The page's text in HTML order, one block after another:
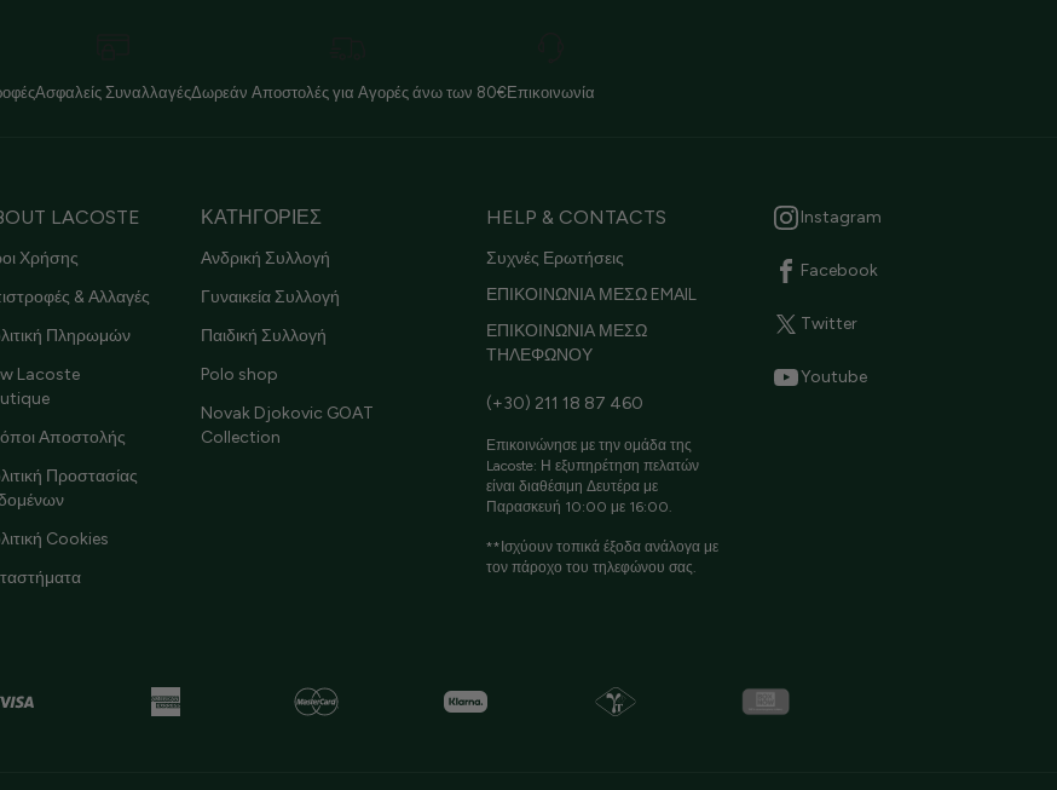
Ασφαλείς ΣυναλλαγέςΔωρεάν Αποστολές για Αγορές άνω των 80€Επικοινωνία
LACOSTE
Χρήσης
& Αλλαγές
Πληρωμών
Lacoste
Αποστολής
Προστασίας
Cookies
ΚΑΤΗΓΟΡΙΕΣ
Ανδρική Συλλογή
Γυναικεία Συλλογή
Παιδική Συλλογή
Polo shop
Novak Djokovic GOAT
Collection
HELP & CONTACTS
Συχνές Ερωτήσεις
ΕΠΙΚΟΙΝΩΝΙΑ ΜΕΣΩ EMAIL
ΕΠΙΚΟΙΝΩΝΙΑ ΜΕΣΩ
ΤΗΛΕΦΩΝΟΥ
(+30) 211 18 87 460
Επικοινώνησε με την ομάδα της
Lacoste: Η εξυπηρέτηση πελατών
είναι διαθέσιμη Δευτέρα με
Παρασκευή 10:00 με 16:00.
**Ισχύουν τοπικά έξοδα ανάλογα με
τον πάροχο του τηλεφώνου σας.
Instagram
Facebook
Twitter
Youtube